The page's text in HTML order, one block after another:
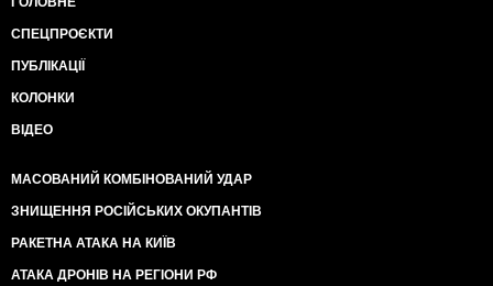
СПЕЦПРОЄКТИ
ПУБЛІКАЦІЇ
КОЛОНКИ
ВІДЕО
МАСОВАНИЙ КОМБІНОВАНИЙ УДАР
ЗНИЩЕННЯ РОСІЙСЬКИХ ОКУПАНТІВ
РАКЕТНА АТАКА НА КИЇВ
АТАКА ДРОНІВ НА РЕГІОНИ РФ